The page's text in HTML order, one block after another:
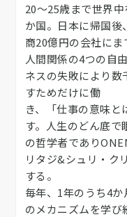
20～25歳まで世界
か国。日本に帰国
商20億円の会社にま
人間関係の4つの自
ネスの失敗により
すためだけに働
き、「仕事の意味
す。人生のどん底で
の哲学者であり
リタジ&シュリ・ク
する。
毎年、1年のうち4
のメカニズムを学び